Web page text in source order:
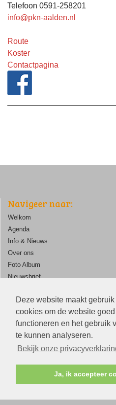
Deze website maakt
cookies om de website
functioneren en het gebruik
te kunnen analyseren.
Bekijk onze
Ja, ik accepteer
Telefoon 0591-258201
info@pkn-aalden.nl
Route
Koster
Contactpagina
Navigeer naar:
Welkom
Agenda
Info & Nieuws
Over ons
Foto Album
Nieuwsbrief
Contact